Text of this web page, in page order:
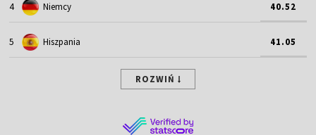
4 Niemcy 40.52
5 Hiszpania 41.05
ROZWIŃ